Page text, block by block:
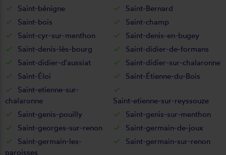
Saint-bénigne
Saint-Bernard
Saint-bois
Saint-champ
Saint-cyr-sur-menthon
Saint-denis-en-bugey
Saint-denis-lès-bourg
Saint-didier-de-formans
Saint-didier-d'aussiat
Saint-didier-sur-chalaronne
Saint-Éloi
Saint-Étienne-du-Bois
Saint-etienne-sur-
chalaronne
Saint-etienne-sur-reyssouze
Saint-genis-pouilly
Saint-genis-sur-menthon
Saint-georges-sur-renon
Saint-germain-de-joux
Saint-germain-les-
paroisses
Saint-germain-sur-renon